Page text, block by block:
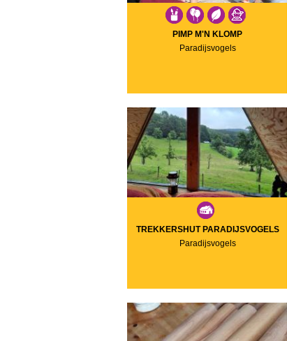
PIMP M'N KLOMP
Paradijsvogels
TREKKERSHUT PARADIJSVOGELS
Paradijsvogels